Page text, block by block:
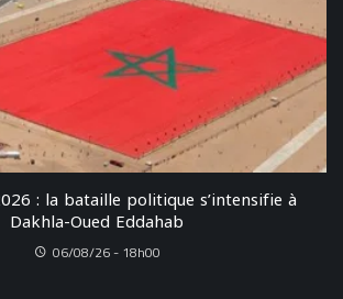
: la bataille politique s’intensifie à
Dakhla-Oued Eddahab
06/08/26 - 18h00